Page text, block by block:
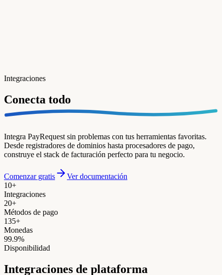
Integraciones
Conecta todo
Integra PayRequest sin problemas con tus herramientas favoritas.
Desde registradores de dominios hasta procesadores de pago,
construye el stack de facturación perfecto para tu negocio.
Comenzar gratis
Ver documentación
10+
Integraciones
20+
Métodos de pago
135+
Monedas
99.9%
Disponibilidad
Integraciones de plataforma